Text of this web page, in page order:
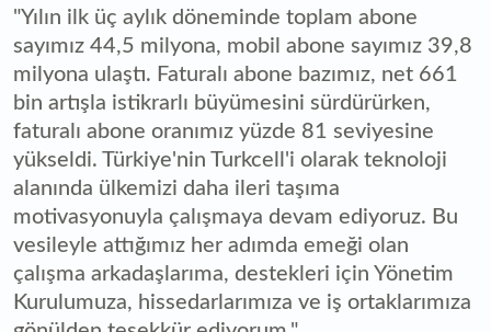
"Yılın ilk üç aylık döneminde toplam abone
sayımız 44,5 milyona, mobil abone sayımız 39,8
milyona ulaştı. Faturalı abone bazımız, net 661
bin artışla istikrarlı büyümesini sürdürürken,
faturalı abone oranımız yüzde 81 seviyesine
yükseldi. Türkiye'nin Turkcell'i olarak teknoloji
alanında ülkemizi daha ileri taşıma
motivasyonuyla çalışmaya devam ediyoruz. Bu
vesileyle attığımız her adımda emeği olan
çalışma arkadaşlarıma, destekleri için Yönetim
Kurulumuza, hissedarlarımıza ve iş ortaklarımıza